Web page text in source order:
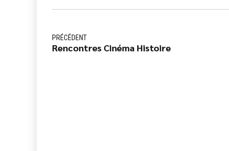
PRÉCÉDENT
Rencontres Cinéma Histoire